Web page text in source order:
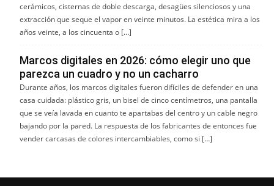
cerámicos, cisternas de doble descarga, desagües silenciosos y una
extracción que seque el vapor en veinte minutos. La estética mira a los
años veinte, a los cincuenta o […]
Marcos digitales en 2026: cómo elegir uno que
parezca un cuadro y no un cacharro
Durante años, los marcos digitales fueron difíciles de defender en una
casa cuidada: plástico gris, un bisel de cinco centímetros, una pantalla
que se veía lavada en cuanto te apartabas del centro y un cable negro
bajando por la pared. La respuesta de los fabricantes de entonces fue
vender carcasas de colores intercambiables, como si […]